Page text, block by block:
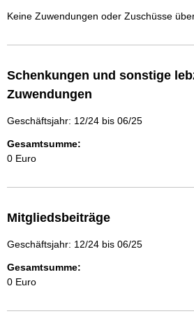
Keine Zuwendungen oder Zuschüsse
Schenkungen und sonstige
Zuwendungen
Geschäftsjahr: 12/24 bis 06/25
Gesamtsumme:
0 Euro
Mitgliedsbeiträge
Geschäftsjahr: 12/24 bis 06/25
Gesamtsumme:
0 Euro